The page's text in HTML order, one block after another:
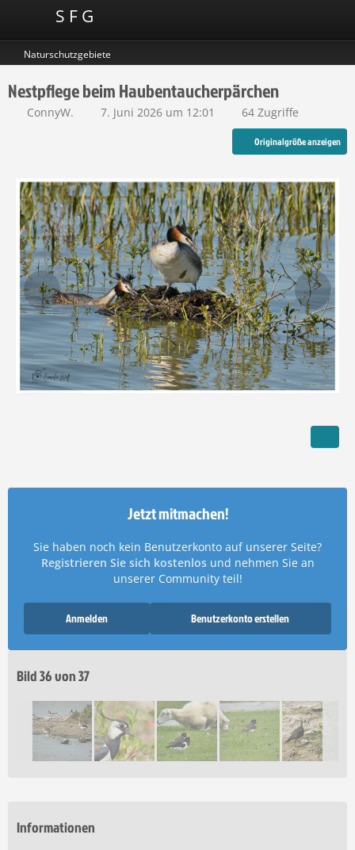
S F G
Naturschutzgebiete
Nestpflege beim Haubentaucherpärchen
ConnyW. 7. Juni 2026 um 12:01 64 Zugriffe
Originalgröße anzeigen
Jetzt mitmachen!
Sie haben noch kein Benutzerkonto auf unserer Seite?
Registrieren Sie sich kostenlosund nehmen Sie an
unserer Community teil!
Benutzerkonto erstellen
Anmelden
Bild 36 von 37
Informationen